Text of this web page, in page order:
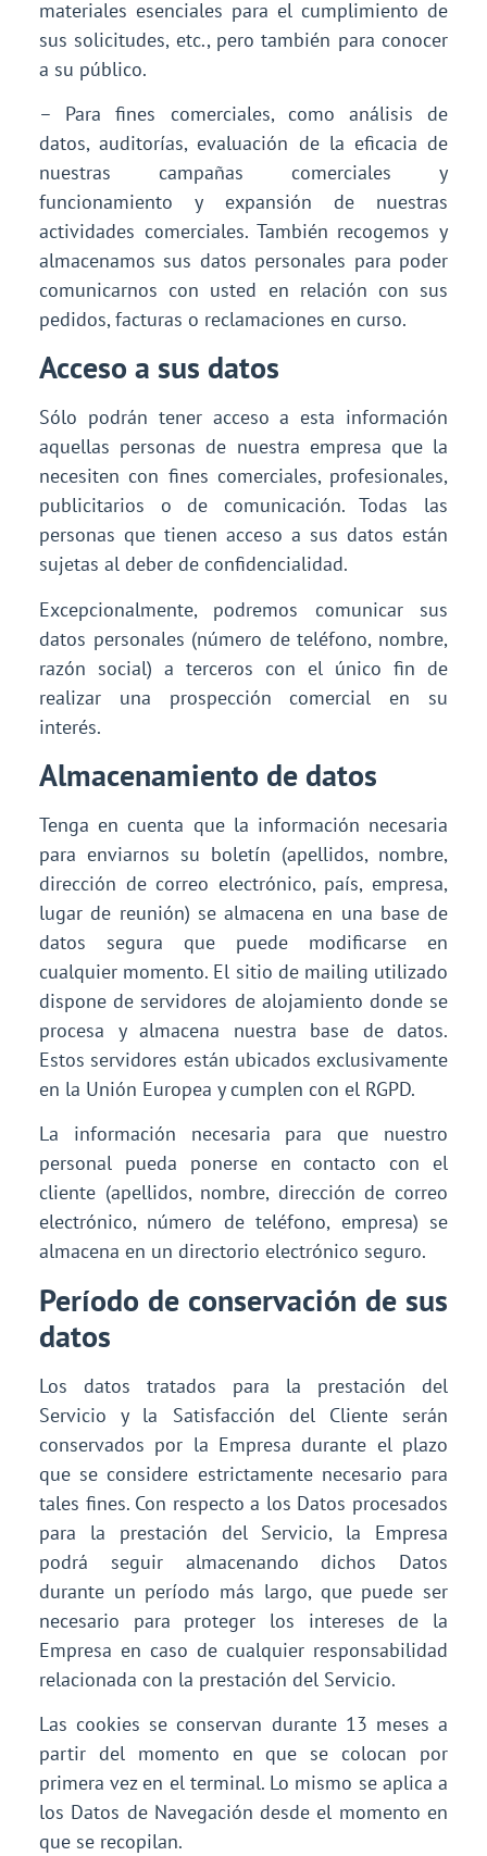
materiales esenciales para el cumplimiento de
sus solicitudes, etc., pero también para conocer
a su público.
– Para fines comerciales, como análisis de
datos, auditorías, evaluación de la eficacia de
nuestras campañas comerciales y
funcionamiento y expansión de nuestras
actividades comerciales. También recogemos y
almacenamos sus datos personales para poder
comunicarnos con usted en relación con sus
pedidos, facturas o reclamaciones en curso.
Acceso a sus datos
Sólo podrán tener acceso a esta información
aquellas personas de nuestra empresa que la
necesiten con fines comerciales, profesionales,
publicitarios o de comunicación. Todas las
personas que tienen acceso a sus datos están
sujetas al deber de confidencialidad.
Excepcionalmente, podremos comunicar sus
datos personales (número de teléfono, nombre,
razón social) a terceros con el único fin de
realizar una prospección comercial en su
interés.
Almacenamiento de datos
Tenga en cuenta que la información necesaria
para enviarnos su boletín (apellidos, nombre,
dirección de correo electrónico, país, empresa,
lugar de reunión) se almacena en una base de
datos segura que puede modificarse en
cualquier momento. El sitio de mailing utilizado
dispone de servidores de alojamiento donde se
procesa y almacena nuestra base de datos.
Estos servidores están ubicados exclusivamente
en la Unión Europea y cumplen con el RGPD.
La información necesaria para que nuestro
personal pueda ponerse en contacto con el
cliente (apellidos, nombre, dirección de correo
electrónico, número de teléfono, empresa) se
almacena en un directorio electrónico seguro.
Período de conservación de sus
datos
Los datos tratados para la prestación del
Servicio y la Satisfacción del Cliente serán
conservados por la Empresa durante el plazo
que se considere estrictamente necesario para
tales fines. Con respecto a los Datos procesados
para la prestación del Servicio, la Empresa
podrá seguir almacenando dichos Datos
durante un período más largo, que puede ser
necesario para proteger los intereses de la
Empresa en caso de cualquier responsabilidad
relacionada con la prestación del Servicio.
Las cookies se conservan durante 13 meses a
partir del momento en que se colocan por
primera vez en el terminal. Lo mismo se aplica a
los Datos de Navegación desde el momento en
que se recopilan.